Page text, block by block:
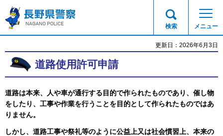
長野県警察
検索 メニュー
更新日：2026年6月3日
道路使用許可申請
道路は本来、人や車が通行する目的で作られたものであり、催し物
をしたり、工事や作業を行うことを目的として作られたものではあ
りません。
しかし、道路工事や祭礼等のように公益上又は社会慣習上、本来の